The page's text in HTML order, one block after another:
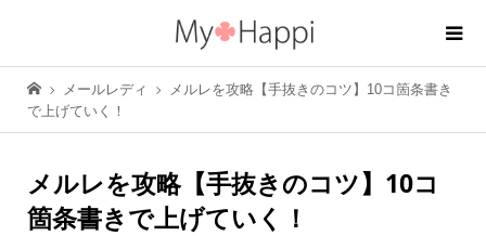
メールレディ
メルレを攻略【手抜きのコツ】10コ箇条書き
で上げていく！
メルレを攻略【手抜きのコツ】10コ
箇条書きで上げていく！